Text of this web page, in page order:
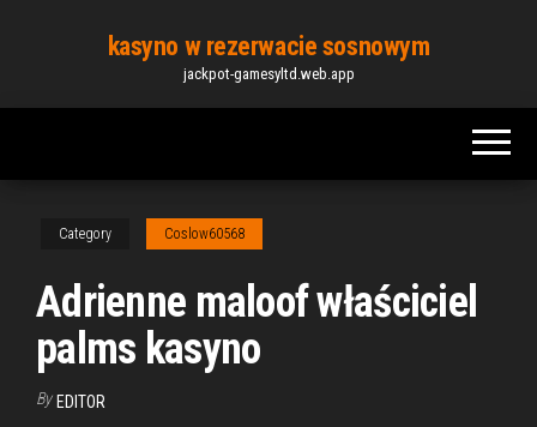
content
kasyno w rezerwacie sosnowym
jackpot-gamesyltd.web.app
Category Coslow60568
Adrienne maloof właściciel
palms kasyno
By EDITOR